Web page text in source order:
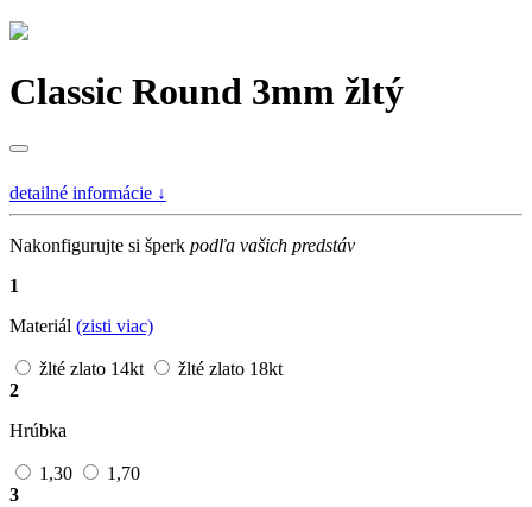
Classic Round 3mm žltý
detailné informácie ↓
Nakonfigurujte si šperk podľa vašich predstáv
1
Materiál (zisti viac)
žlté zlato 14kt
žlté zlato 18kt
2
Hrúbka
1,30
1,70
3